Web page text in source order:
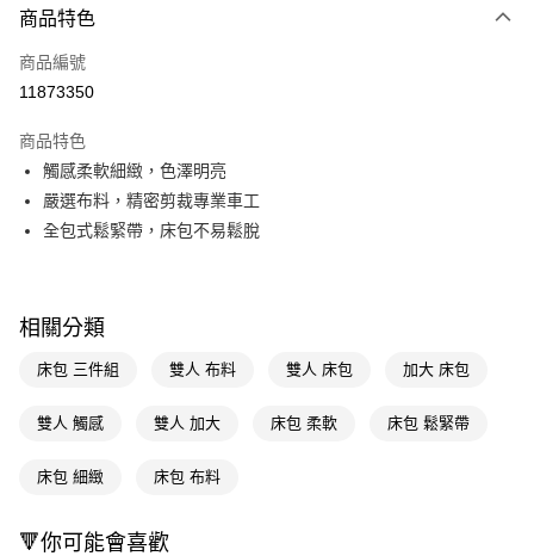
POYA支付
信用卡一次付款
Apple Pay
街口支付
AFTEE先享後付
相關說明
AFTEE先享後付是「在收到商品之後才付款」的支付方式。 讓您購物簡單
２．便利：只要手機號碼，簡訊認證，即可結帳。
【「AFTEE先享後付」結帳流程】
運送方式
宅配(廠商直送🚚)
宅配(離島廠商直送🚚)
商品特色
商品編號
11873350
商品特色
觸感柔軟細緻，色澤明亮
嚴選布料，精密剪裁專業車工
全包式鬆緊帶，床包不易鬆脫
相關分類
床包 三件組 雙人 布料 雙人 床包 加大 床包
雙人 觸感 雙人 加大 床包 柔軟 床包 鬆緊帶
床包 細緻 床包 布料
🔻你可能會喜歡